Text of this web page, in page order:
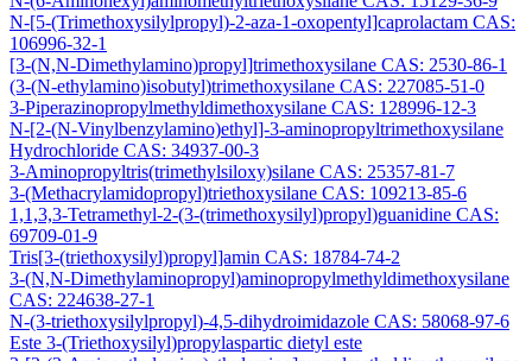
N-[5-(Trimethoxysilylpropyl)-2-aza-1-oxopentyl]caprolactam CAS:
106996-32-1
[3-(N,N-Dimethylamino)propyl]trimethoxysilane CAS: 2530-86-1
(3-(N-ethylamino)isobutyl)trimethoxysilane CAS: 227085-51-0
3-Piperazinopropylmethyldimethoxysilane CAS: 128996-12-3
N-[2-(N-Vinylbenzylamino)ethyl]-3-aminopropyltrimethoxysilane
Hydrochloride CAS: 34937-00-3
3-Aminopropyltris(trimethylsiloxy)silane CAS: 25357-81-7
3-(Methacrylamidopropyl)triethoxysilane CAS: 109213-85-6
1,1,3,3-Tetramethyl-2-(3-(trimethoxysilyl)propyl)guanidine CAS:
69709-01-9
Tris[3-(triethoxysilyl)propyl]amin CAS: 18784-74-2
3-(N,N-Dimethylaminopropyl)aminopropylmethyldimethoxysilane
CAS: 224638-27-1
N-(3-triethoxysilylpropyl)-4,5-dihydroimidazole CAS: 58068-97-6
Este 3-(Triethoxysilyl)propylaspartic dietyl este